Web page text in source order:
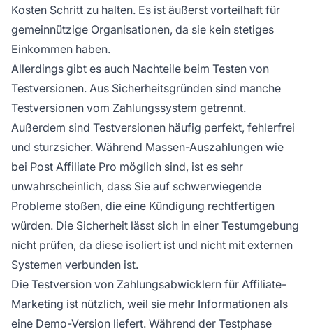
Kosten Schritt zu halten. Es ist äußerst vorteilhaft für
gemeinnützige Organisationen, da sie kein stetiges
Einkommen haben.
Allerdings gibt es auch Nachteile beim Testen von
Testversionen. Aus Sicherheitsgründen sind manche
Testversionen vom Zahlungssystem getrennt.
Außerdem sind Testversionen häufig perfekt, fehlerfrei
und sturzsicher. Während Massen-Auszahlungen wie
bei Post Affiliate Pro möglich sind, ist es sehr
unwahrscheinlich, dass Sie auf schwerwiegende
Probleme stoßen, die eine Kündigung rechtfertigen
würden. Die Sicherheit lässt sich in einer Testumgebung
nicht prüfen, da diese isoliert ist und nicht mit externen
Systemen verbunden ist.
Die Testversion von Zahlungsabwicklern für Affiliate-
Marketing ist nützlich, weil sie mehr Informationen als
eine Demo-Version liefert. Während der Testphase